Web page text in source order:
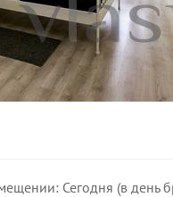
Сегодня (в день